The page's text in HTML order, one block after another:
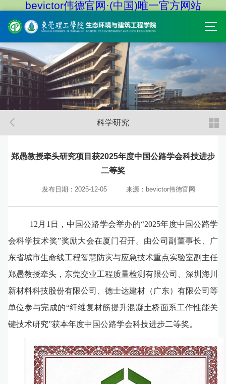
bevictor伟德官网·(中国)唯一官方网站
科学研究
郑愚教授牵头研究项目获2025年度中国公路学会科技进步
二等奖
发布日期：2025-12-05 来源：bevictor伟德官网
12月1日，中国公路学会举办的“2025年度中国公路学
会科学技术奖”奖励大会在厦门召开。由公司副董事长、广
东省城市生命线工程智慧防灾与应急技术重点实验室副主任
郑愚教授牵头，东莞交业工程质量检测有限公司、深圳海川
新材料科技股份有限公司、德士达建材（广东）有限公司等
单位参与完成的“纤维复材筋提升混凝土桥面系工作性能关
键技术研究”获本年度中国公路学会科技进步二等奖。